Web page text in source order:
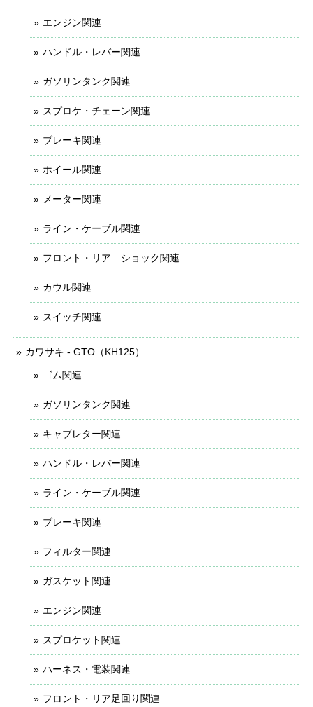
エンジン関連
ハンドル・レバー関連
ガソリンタンク関連
スプロケ・チェーン関連
ブレーキ関連
ホイール関連
メーター関連
ライン・ケーブル関連
フロント・リア ショック関連
カウル関連
スイッチ関連
カワサキ - GTO（KH125）
ゴム関連
ガソリンタンク関連
キャブレター関連
ハンドル・レバー関連
ライン・ケーブル関連
ブレーキ関連
フィルター関連
ガスケット関連
エンジン関連
スプロケット関連
ハーネス・電装関連
フロント・リア足回り関連